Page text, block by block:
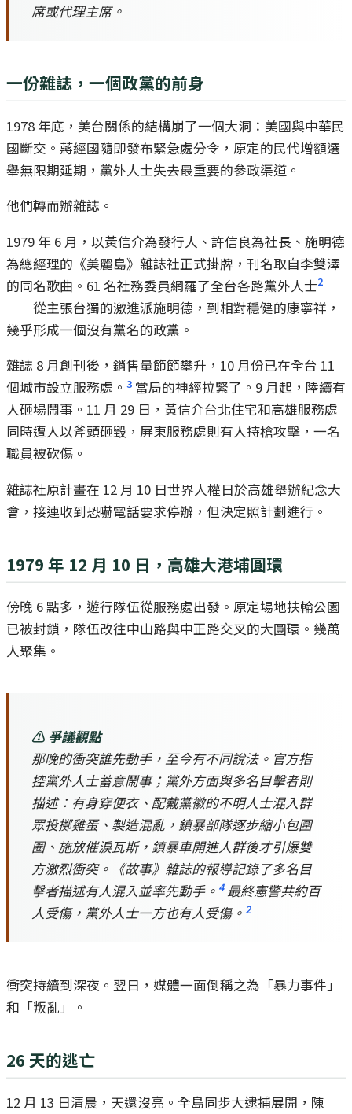
席或代理主席。
一份雜誌，一個政黨的前身
1978 年底，美台關係的結構崩了一個大洞：美國與中華民
國斷交。蔣經國隨即發布緊急處分令，原定的民代增額選
舉無限期延期，黨外人士失去最重要的參政渠道。
他們轉而辦雜誌。
1979 年 6 月，以黃信介為發行人、許信良為社長、施明德
為總經理的《美麗島》雜誌社正式掛牌，刊名取自李雙澤
的同名歌曲。61 名社務委員網羅了全台各路黨外人士2
——從主張台獨的激進派施明德，到相對穩健的康寧祥，
幾乎形成一個沒有黨名的政黨。
雜誌 8 月創刊後，銷售量節節攀升，10 月份已在全台 11
個城市設立服務處。 3 當局的神經拉緊了。9 月起，陸續有
人砸場鬧事。11 月 29 日，黃信介台北住宅和高雄服務處
同時遭人以斧頭砸毀，屏東服務處則有人持槍攻擊，一名
職員被砍傷。
雜誌社原計畫在 12 月 10 日世界人權日於高雄舉辦紀念大
會，接連收到恐嚇電話要求停辦，但決定照計劃進行。
1979 年 12 月 10 日，高雄大港埔圓環
傍晚 6 點多，遊行隊伍從服務處出發。原定場地扶輪公園
已被封鎖，隊伍改往中山路與中正路交叉的大圓環。幾萬
人聚集。
⚠️ 爭議觀點
那晚的衝突誰先動手，至今有不同說法。官方指
控黨外人士蓄意鬧事；黨外方面與多名目擊者則
描述：有身穿便衣、配戴黨徽的不明人士混入群
眾投擲雞蛋、製造混亂，鎮暴部隊逐步縮小包圍
圈、施放催淚瓦斯，鎮暴車開進人群後才引爆雙
方激烈衝突。《故事》雜誌的報導記錄了多名目
擊者描述有人混入並率先動手。 4最終憲警共約百
人受傷，黨外人士一方也有人受傷。 2
衝突持續到深夜。翌日，媒體一面倒稱之為「暴力事件」
和「叛亂」。
26 天的逃亡
12 月 13 日清晨，天還沒亮。全島同步大逮捕展開，陳